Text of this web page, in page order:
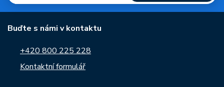
Buďte s námi v kontaktu
+420 800 225 228
Kontaktní formulář